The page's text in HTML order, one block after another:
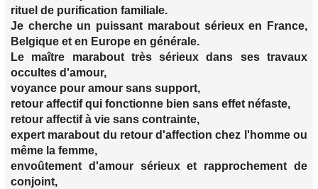
rituel de purification familiale.
Je cherche un puissant marabout sérieux en France,
Belgique et en Europe en générale.
Le maître marabout très sérieux dans ses travaux
occultes d'amour,
voyance pour amour sans support,
retour affectif qui fonctionne bien sans effet néfaste,
retour affectif à vie sans contrainte,
expert marabout du retour d'affection chez l'homme ou
même la femme,
envoûtement d'amour sérieux et rapprochement de
conjoint,